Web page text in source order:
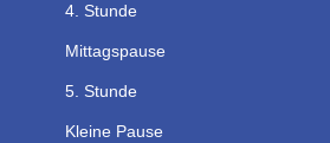
4. Stunde
Mittagspause
5. Stunde
Kleine Pause